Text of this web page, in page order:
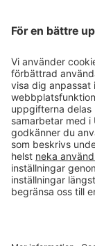
Läsvärt
Kontakt
0433-740 80
Kundservice
Vardagar